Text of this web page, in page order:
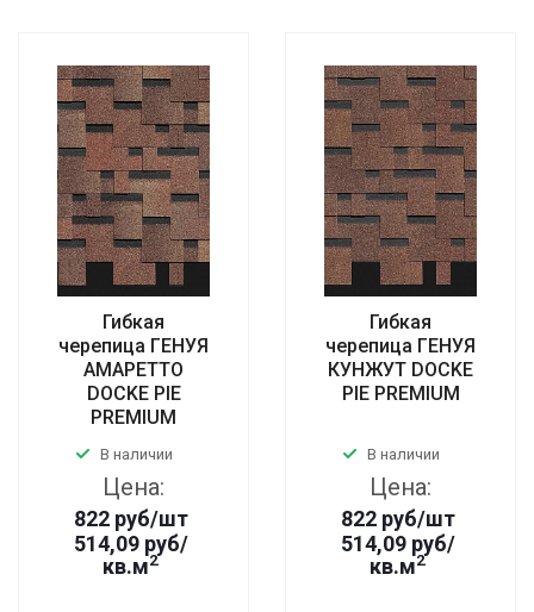
Гибкая
черепица ГЕНУЯ
АМАРЕТТО
DOCKE PIE
PREMIUM
В наличии
Цена:
822 руб/шт
514,09 руб/
кв.м2
Гибкая
черепица ГЕНУЯ
КУНЖУТ DOCKE
PIE PREMIUM
В наличии
Цена:
822 руб/шт
514,09 руб/
кв.м2